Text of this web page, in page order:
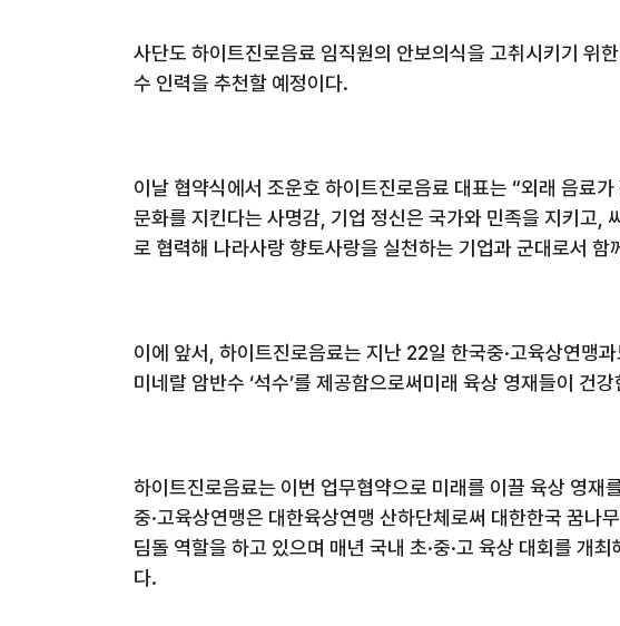
사단도 하이트진로음료 임직원의 안보의식을 고취시키기 위
수 인력을 추천할 예정이다.
이날 협약식에서 조운호 하이트진로음료 대표는 “외래 음료
문화를 지킨다는 사명감 기업 정신은 국가와 민족을 지키고
로 협력해 나라사랑 향토사랑을 실천하는 기업과 군대로서 함
이에 앞서 하이트진로음료는 지난 22일 한국중·고육상연맹
미네랄 암반수 ‘석수’를 제공함으로써미래 육상 영재들이 건
하이트진로음료는 이번 업무협약으로 미래를 이끌 육상 영재
중·고육상연맹은 대한육상연맹 산하단체로써 대한한국 꿈나
딤돌 역할을 하고 있으며 매년 국내 초·중·고 육상 대회를 개
다.